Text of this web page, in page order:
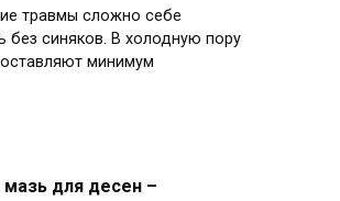
травмы сложно себе
без синяков. В холодную пору
минимум
для десен –